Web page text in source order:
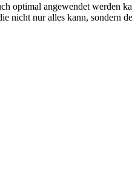
optimal angewendet werden
nicht nur alles kann, sondern